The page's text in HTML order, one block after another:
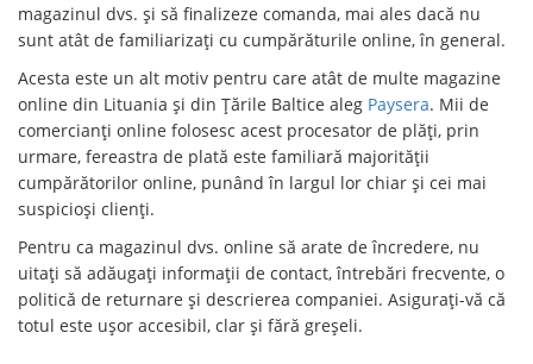
magazinul dvs. și să finalizeze comanda, mai ales dacă nu
sunt atât de familiarizați cu cumpărăturile online, în general.
Acesta este un alt motiv pentru care atât de multe magazine
online din Lituania și din Țările Baltice aleg Paysera. Mii de
comercianți online folosesc acest procesator de plăți, prin
urmare, fereastra de plată este familiară majorității
cumpărătorilor online, punând în largul lor chiar și cei mai
suspicioși clienți.
Pentru ca magazinul dvs. online să arate de încredere, nu
uitați să adăugați informații de contact, întrebări frecvente, o
politică de returnare și descrierea companiei. Asigurați-vă că
totul este ușor accesibil, clar și fără greșeli.